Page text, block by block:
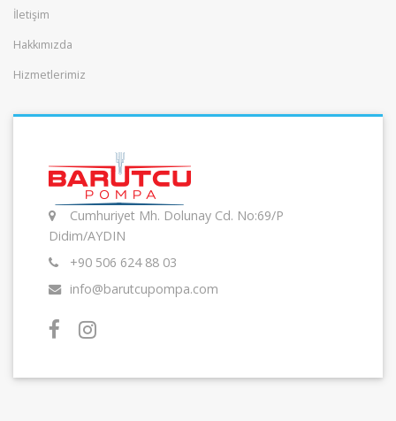
İletişim
Hakkımızda
Hizmetlerimiz
Cumhuriyet Mh. Dolunay Cd. No:69/P
Didim/AYDIN
+90 506 624 88 03
info@barutcupompa.com